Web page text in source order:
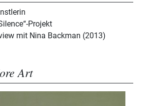
Projekt
mit Nina Backman (2013)
Art